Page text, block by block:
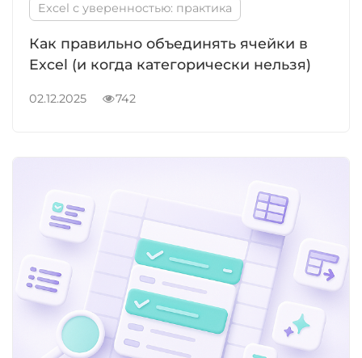
Excel с уверенностью: практика
Как правильно объединять ячейки в
Excel (и когда категорически нельзя)
02.12.2025 742